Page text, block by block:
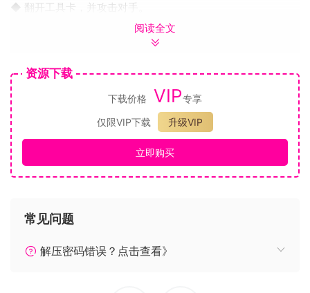
◆ 翻开工具卡，并攻击对手。
◆ 翻开秘宝卡，强化你的工具。
阅读全文
资源下载
下载价格 VIP专享
仅限VIP下载
升级VIP
立即购买
常见问题
解压密码错误？点击查看》